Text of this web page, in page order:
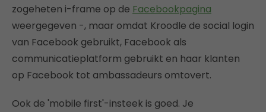
zogeheten i-frame op de Facebookpagina
weergegeven -, maar omdat Kroodle de social login
van Facebook gebruikt, Facebook als
communicatieplatform gebruikt en haar klanten
op Facebook tot ambassadeurs omtovert.
Ook de 'mobile first'-insteek is goed. Je